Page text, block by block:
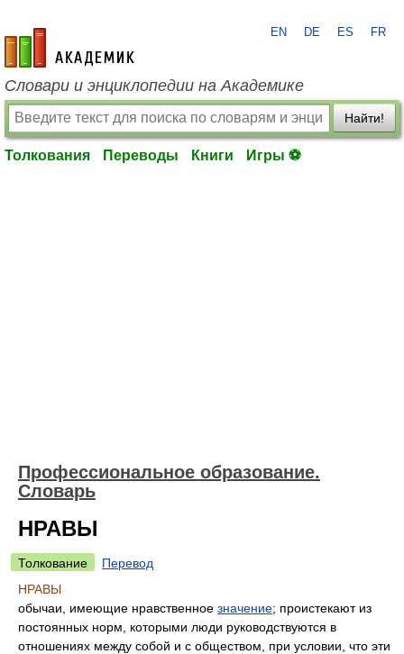
academic.ru
EN DE ES FR
Словари и энциклопедии на Академике
Найти!
Толкования Переводы Книги Игры ⚽
Профессиональное образование.
Словарь
НРАВЫ
Толкование
Перевод
НРАВЫ
обычаи, имеющие нравственное значение; проистекают из
постоянных норм, которыми люди руководствуются в
отношениях между собой и с обществом, при условии, что эти